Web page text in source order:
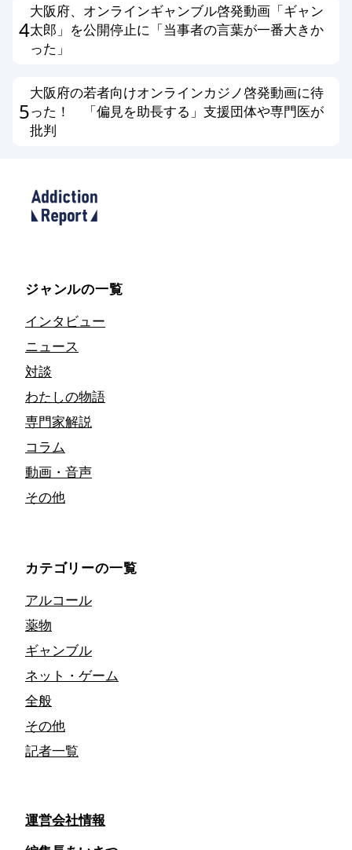
4
大阪府、オンラインギャンブル啓発動画「ギャン
太郎」を公開停止に「当事者の言葉が一番大きか
った」
5
大阪府の若者向けオンラインカジノ啓発動画に待
った！ 「偏見を助長する」支援団体や専門医が
批判
ジャンルの一覧
インタビュー
ニュース
対談
わたしの物語
専門家解説
コラム
動画・音声
その他
カテゴリーの一覧
アルコール
薬物
ギャンブル
ネット・ゲーム
全般
その他
記者一覧
運営会社情報